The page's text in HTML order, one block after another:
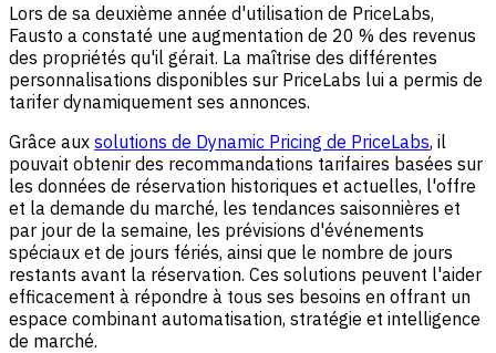
Lors de sa deuxième année d'utilisation de PriceLabs,
Fausto a constaté une augmentation de 20 % des revenus
des propriétés qu'il gérait. La maîtrise des différentes
personnalisations disponibles sur PriceLabs lui a permis de
tarifer dynamiquement ses annonces.
Grâce aux solutions de Dynamic Pricing de PriceLabs, il
pouvait obtenir des recommandations tarifaires basées sur
les données de réservation historiques et actuelles, l'offre
et la demande du marché, les tendances saisonnières et
par jour de la semaine, les prévisions d'événements
spéciaux et de jours fériés, ainsi que le nombre de jours
restants avant la réservation. Ces solutions peuvent l'aider
efficacement à répondre à tous ses besoins en offrant un
espace combinant automatisation, stratégie et intelligence
de marché.